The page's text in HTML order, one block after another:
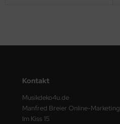
Kontakt
Musikdeko4u.de
Manfred Breier Online-Marketing
Im Kiss 15